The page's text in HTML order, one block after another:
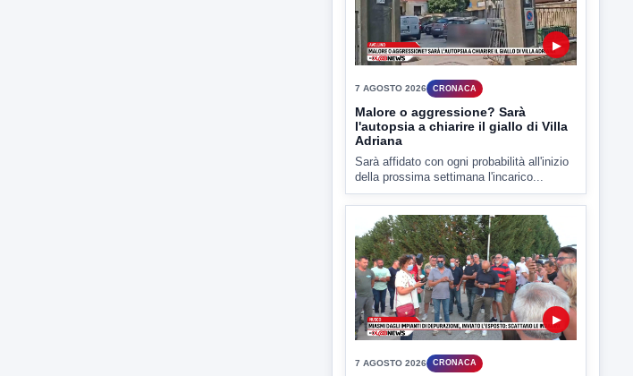
7 AGOSTO 2026
Malore o aggressione? Sarà
l'autopsia a chiarire il giallo di Villa
Sarà affidato con ogni probabilità all'inizio
della prossima settimana l'incarico...